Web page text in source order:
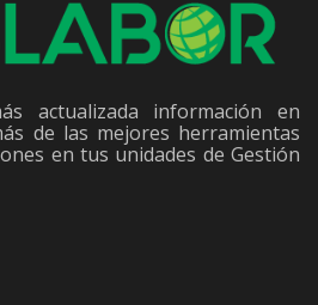
actualizada información en
de las mejores herramientas
en tus unidades de Gestión